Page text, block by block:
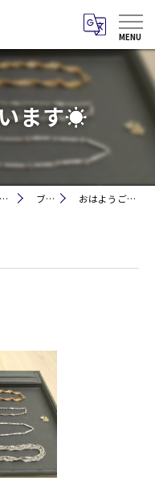
ます☀
愛知県津島市蛭間町周辺のお買取りなら買取大吉 ヤマナカ神守店 ブログ おはようございます☀